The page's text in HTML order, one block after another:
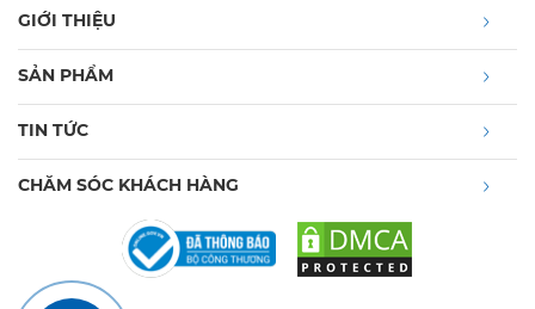
GIỚI THIỆU
SẢN PHẨM
TIN TỨC
CHĂM SÓC KHÁCH HÀNG